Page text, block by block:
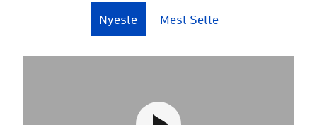
Nyeste Mest Sette